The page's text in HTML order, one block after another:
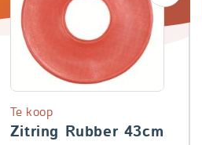
Zitring Rubber 43cm
Te koop